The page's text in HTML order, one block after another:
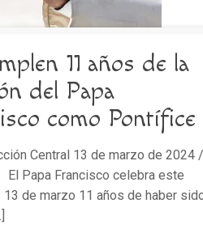
11 años de la
del Papa
como Pontífice
Central 13 de marzo de 2024 /
El Papa Francisco celebra este
de marzo 11 años de haber